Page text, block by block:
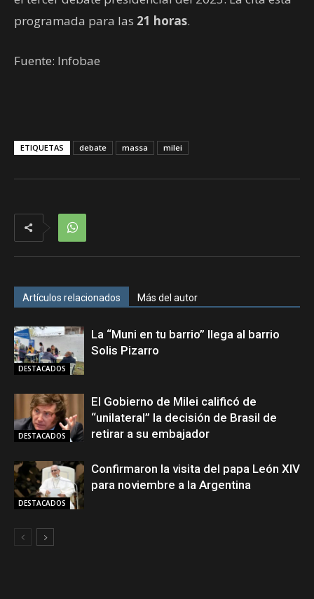
programada para las 21 horas.
Fuente: Infobae
ETIQUETAS debate massa milei
Artículos relacionados Más del autor
DESTACADOS
La “Muni en tu barrio” llega al barrio
Solis Pizarro
DESTACADOS
El Gobierno de Milei calificó de
“unilateral” la decisión de Brasil de
retirar a su embajador
DESTACADOS
Confirmaron la visita del papa León XIV
para noviembre a la Argentina